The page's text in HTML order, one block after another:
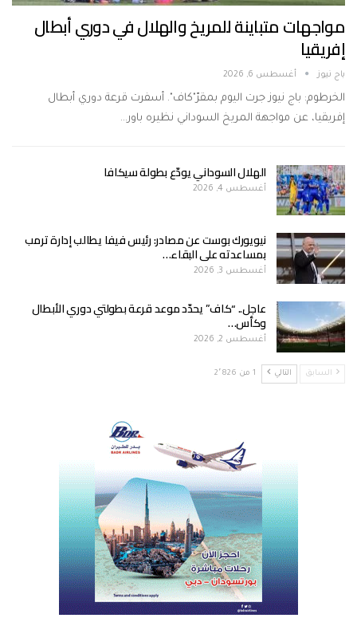
مواجهات متباينة للمريخ والهلال في دوري أبطال
إفريقيا
باج نيوز أغسطس 6, 2026
الخرطوم: باج نيوز جرت اليوم بمقرّ"كاف". أسفرت قرعة دوري أبطال
إفريقيا، عن مواجهة المريخ السوداني نظيره باور…
الهلال السوداني يودّع بطولة سيكافا
أغسطس 4, 2026
نيويورك بوست عن مصادر: رئيس فيفا يطالب إدارة ترمب
بمساعدته على البقاء…
أغسطس 3, 2026
عاجل.. “كاف” يحدّد موعد قرعة بطولتي دوري الأبطال
وكأس…
أغسطس 2, 2026
السابق التالي 1 من 2٬826